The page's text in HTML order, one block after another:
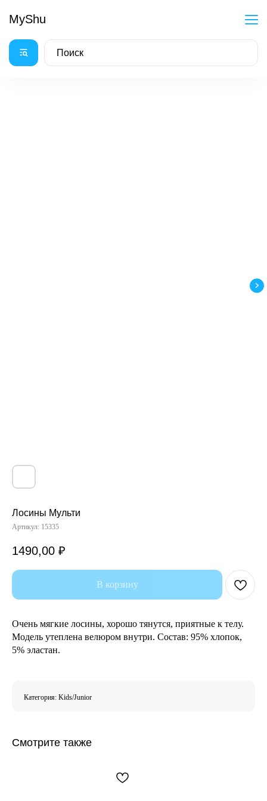
MyShu
Лосины Мульти
Артикул: 15335
1490,00 ₽
В корзину
Очень мягкие лосины, хорошо тянутся, приятные к телу.
Модель утеплена велюром внутри. Состав: 95% хлопок,
5% эластан.
Категория: Kids/Junior
Смотрите также